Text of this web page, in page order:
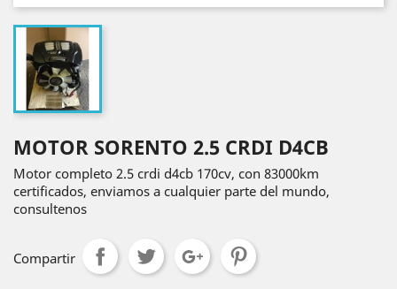
MOTOR SORENTO 2.5 CRDI D4CB
Motor completo 2.5 crdi d4cb 170cv, con 83000km
certificados, enviamos a cualquier parte del mundo,
consultenos
Compartir